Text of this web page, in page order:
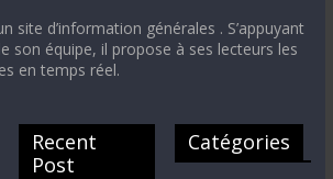
site d’information générales . S’appuyant
son équipe, il propose à ses lecteurs les
en temps réel.
Recent
Post
Catégories